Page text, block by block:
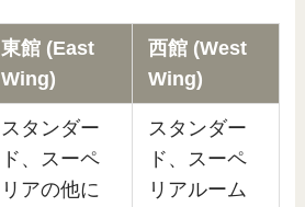
東館 (East
Wing)
西館 (West
Wing)
スタンダー
ド、スーペ
リアの他に
スタンダー
ド、スーペ
リアルーム